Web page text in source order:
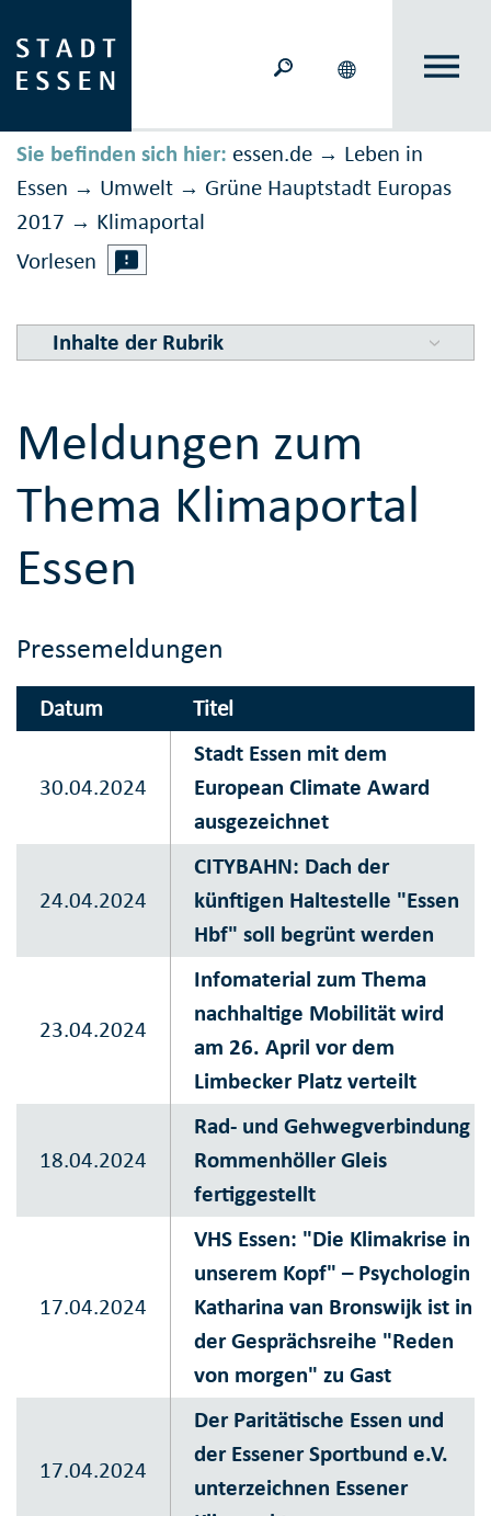
Sie befinden sich hier: essen.de → Leben in
Essen → Umwelt → Grüne Hauptstadt Europas
2017 → Klimaportal
Vorlesen
Inhalte der Rubrik
Meldungen zum
Thema Klimaportal
Essen
Pressemeldungen
Datum Titel
30.04.2024
Stadt Essen mit dem
European Climate Award
ausgezeichnet
24.04.2024
CITYBAHN: Dach der
künftigen Haltestelle "Essen
Hbf" soll begrünt werden
23.04.2024
Infomaterial zum Thema
nachhaltige Mobilität wird
am 26. April vor dem
Limbecker Platz verteilt
18.04.2024
Rad- und Gehwegverbindung
Rommenhöller Gleis
fertiggestellt
17.04.2024
VHS Essen: "Die Klimakrise in
unserem Kopf" – Psychologin
Katharina van Bronswijk ist in
der Gesprächsreihe "Reden
von morgen" zu Gast
17.04.2024
Der Paritätische Essen und
der Essener Sportbund e.V.
unterzeichnen Essener